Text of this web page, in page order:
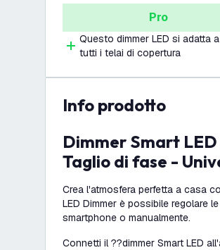
Pro
Questo dimmer LED si adatta
tutti i telai di copertura
info prodotto
Dimmer Smart LED 5-250W LED 220-240V -
Taglio di fase -
Crea l'atmosfera perfetta a casa
LED Dimmer è possibile regolare
smartphone o manualmente.
Connetti il ??dimmer Smart LED